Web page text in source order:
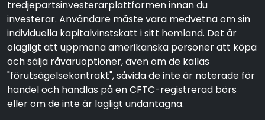
tredjepartsinvesterarplattformen innan du
investerar. Användare måste vara medvetna om sin
individuella kapitalvinstskatt i sitt hemland. Det är
olagligt att uppmana amerikanska personer att köpa
och sälja råvaruoptioner, även om de kallas
"förutsägelsekontrakt", såvida de inte är noterade för
handel och handlas på en CFTC-registrerad börs
eller om de inte är lagligt undantagna.